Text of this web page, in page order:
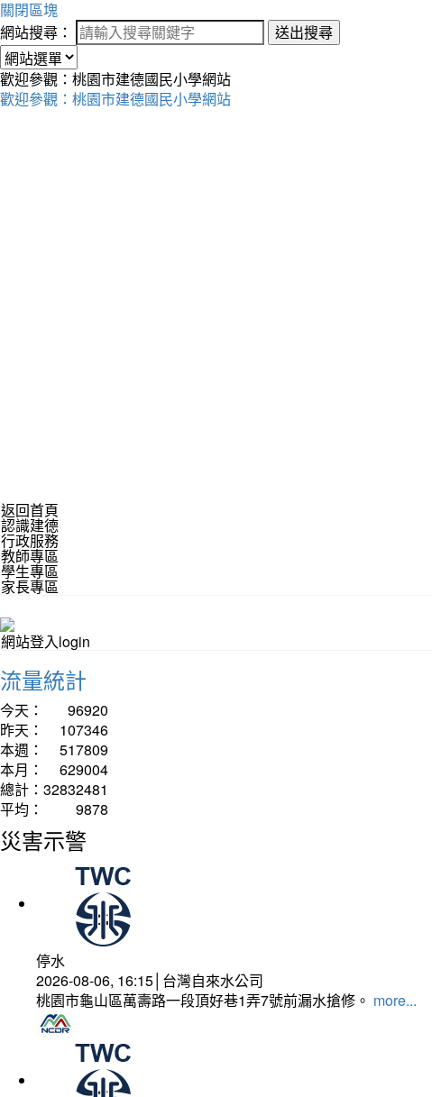
關閉區塊
網站搜尋：
送出搜尋
歡迎參觀：桃園市建德國民小學網站
歡迎參觀：桃園市建德國民小學網站
返回首頁
認識建德
行政服務
教師專區
學生專區
家長專區
網站登入login
流量統計
今天：
96920
昨天：
107346
本週：
517809
本月：
629004
總計： 32832481
平均：
9878
災害示警
停水
2026-08-06, 16:15│台灣自來水公司
桃園市龜山區萬壽路一段頂好巷1弄7號前漏水搶修。 more...